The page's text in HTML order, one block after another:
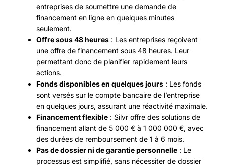
entreprises de soumettre une demande de
financement en ligne en quelques minutes
seulement.
Offre sous 48 heures: Les entreprises reçoivent
une offre de financement sous 48 heures. Leur
permettant donc de planifier rapidement leurs
actions.
Fonds disponibles en quelques jours: Les fonds
sont versés sur le compte bancaire de l’entreprise
en quelques jours, assurant une réactivité maximale.
Financement flexible: Silvr offre des solutions de
financement allant de 5 000 € à 1 000 000 €, avec
des durées de remboursement de 1 à 6 mois.
Pas de dossier ni de garantie personnelle: Le
processus est simplifié, sans nécessiter de dossier